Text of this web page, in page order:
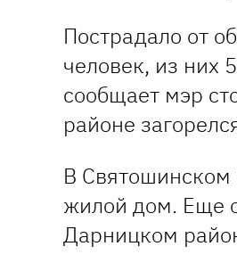
Пострадало от
человек, из них
сообщает мэр
районе
В Святошинском
жилой дом. Еще
Дарницком